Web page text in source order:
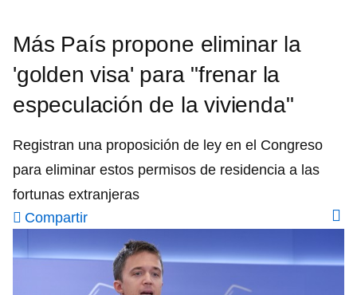
Más País propone eliminar la
'golden visa' para "frenar la
especulación de la vivienda"
Registran una proposición de ley en el Congreso
para eliminar estos permisos de residencia a las
fortunas extranjeras
Compartir